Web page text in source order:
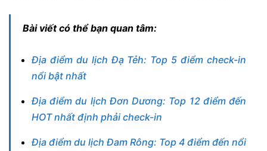
Bài viết có thể bạn quan tâm:
Địa điểm du lịch Đạ Tẻh: Top 5 điểm check-in
nổi bật nhất
Địa điểm du lịch Đơn Dương: Top 12 điểm đến
HOT nhất định phải check-in
Địa điểm du lịch Đam Rông: Top 4 điểm đến nổi